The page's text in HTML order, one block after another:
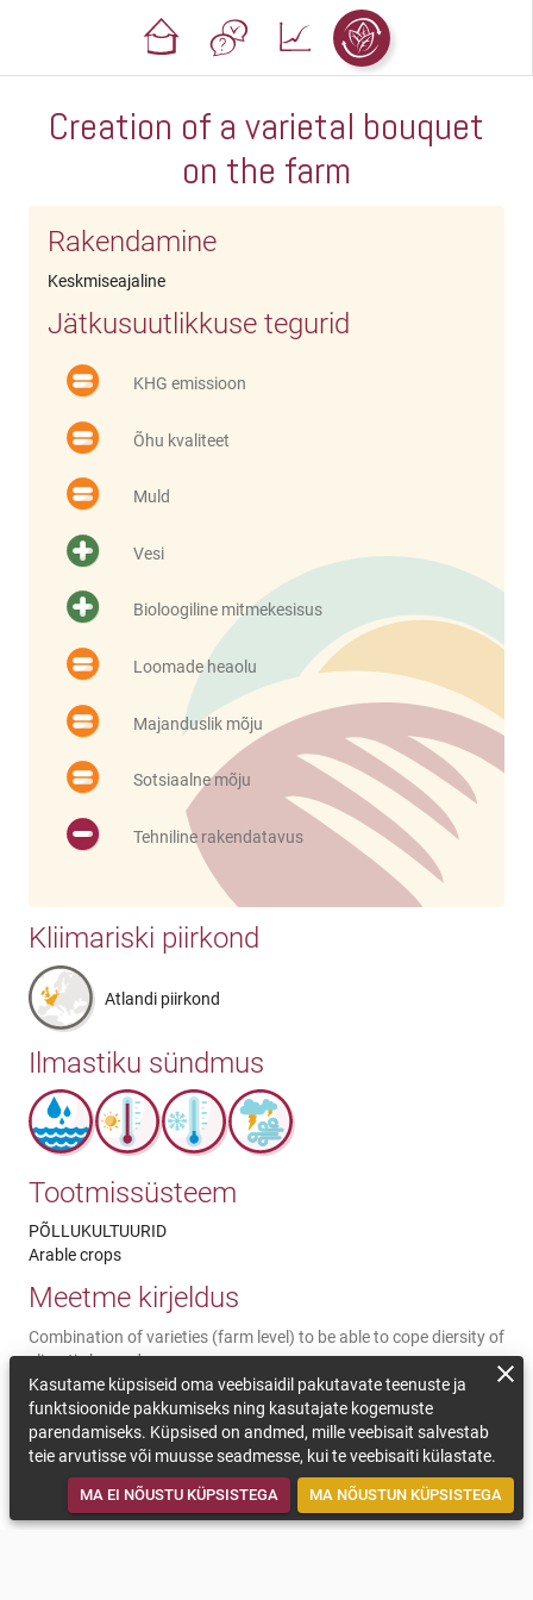
Creation of a varietal bouquet
on the farm
Rakendamine
Keskmiseajaline
Jätkusuutlikkuse tegurid
KHG emissioon
Õhu kvaliteet
Muld
Vesi
Bioloogiline mitmekesisus
Loomade heaolu
Majanduslik mõju
Sotsiaalne mõju
Tehniline rakendatavus
Kliimariski piirkond
Atlandi piirkond
Ilmastiku sündmus
Tootmissüsteem
PÕLLUKULTUURID
Arable crops
Meetme kirjeldus
Combination of varieties (farm level) to be able to cope diersity of
climatic hazards
Kommentaarid jätkusuutlikkuse kohta
The choice of complementary varieties is based both on
complementary agronomic skills but also on different
development rates to limit the impacts of climatic hazards.
Kasutame küpsiseid oma veebisaidil pakutavate teenuste ja
funktsioonide pakkumiseks ning kasutajate kogemuste
parendamiseks. Küpsised on andmed, mille veebisait salvestab
teie arvutisse või muusse seadmesse, kui te veebisaiti külastate.
MA EI NÕUSTU KÜPSISTEGA MA NÕUSTUN KÜPSISTEGA